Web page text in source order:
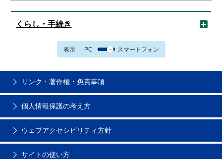
くらし・手続き
表示 PC スマートフォン
リンク・著作権・免責事項
個人情報保護の考え方
ウェブアクセシビリティ方針
サイトの使い方